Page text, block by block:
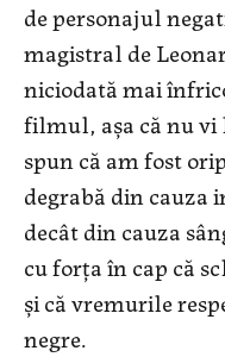
de personajul
magistral de
niciodată mai
filmul, așa că nu vi
spun că am fost
degrabă din
decât din cauza
cu forța în cap că
și că vremurile
negre.